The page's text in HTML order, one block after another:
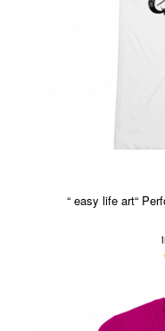
“ easy life art“